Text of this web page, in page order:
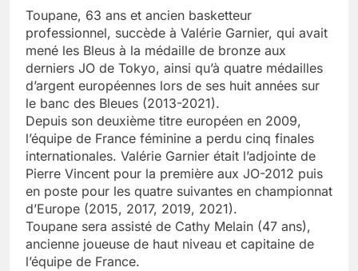
Toupane, 63 ans et ancien basketteur
professionnel, succède à Valérie Garnier, qui avait
mené les Bleus à la médaille de bronze aux
derniers JO de Tokyo, ainsi qu’à quatre médailles
d’argent européennes lors de ses huit années sur
le banc des Bleues (2013-2021).
Depuis son deuxième titre européen en 2009,
l’équipe de France féminine a perdu cinq finales
internationales. Valérie Garnier était l’adjointe de
Pierre Vincent pour la première aux JO-2012 puis
en poste pour les quatre suivantes en championnat
d’Europe (2015, 2017, 2019, 2021).
Toupane sera assisté de Cathy Melain (47 ans),
ancienne joueuse de haut niveau et capitaine de
l’équipe de France.